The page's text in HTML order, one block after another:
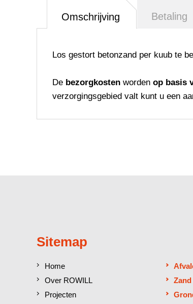
Omschrijving Betaling
Los gestort betonzand per kuub te
De bezorgkosten worden op basis
verzorgingsgebied valt kunt u een
Sitemap
Home
Over ROWILL
Projecten